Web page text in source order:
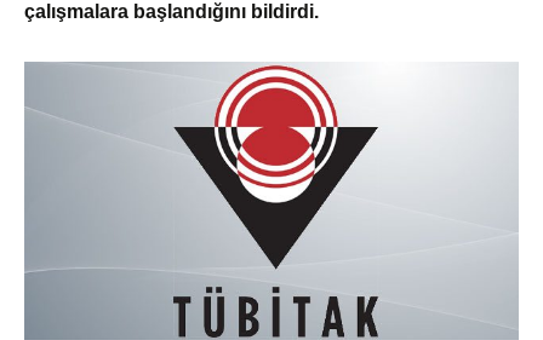
çalışmalara başlandığını bildirdi.